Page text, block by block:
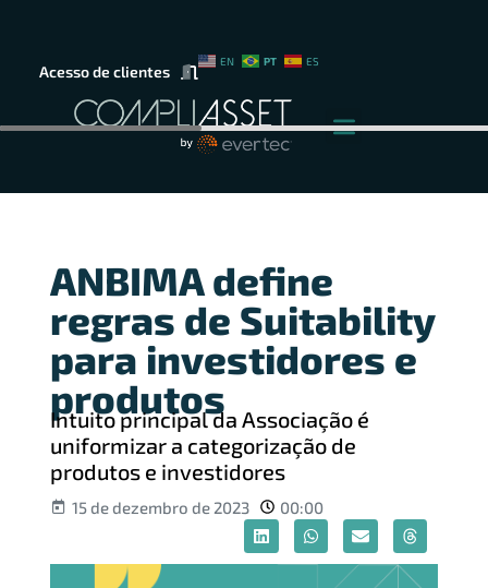
Acesso de clientes
EN PT ES
ANBIMA define
regras de Suitability
para investidores e
produtos
Intuito principal da Associação é
uniformizar a categorização de
produtos e investidores
15 de dezembro de 2023 00:00